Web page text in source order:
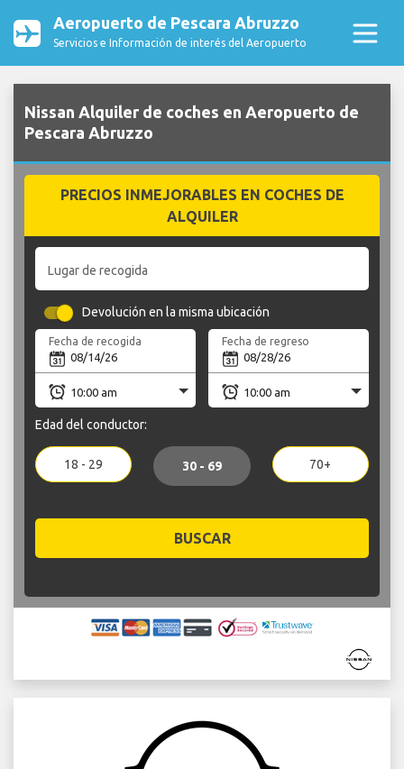
Aeropuerto de Pescara Abruzzo
Servicios e Información de interés del Aeropuerto
Nissan Alquiler de coches en Aeropuerto de
Pescara Abruzzo
PRECIOS INMEJORABLES EN COCHES DE
ALQUILER
Lugar de recogida
Devolución en la misma ubicación
Fecha de recogida Fecha de regreso
Edad del conductor:
18 - 29 30 - 69 70+
BUSCAR